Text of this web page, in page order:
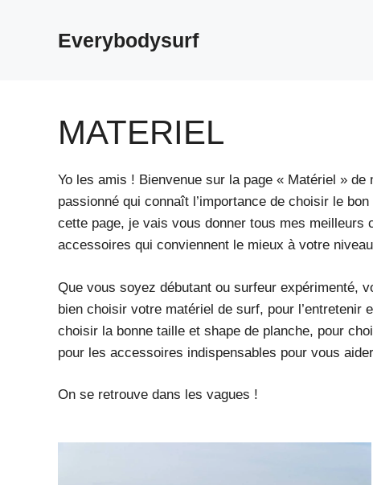
Everybodysurf
MATERIEL
Yo les amis ! Bienvenue sur la page « Matériel »
passionné qui connaît l’importance de choisir le
cette page, je vais vous donner tous mes
accessoires qui conviennent le mieux à votre
Que vous soyez débutant ou surfeur expérimenté,
bien choisir votre matériel de surf, pour
choisir la bonne taille et shape de planche, pour
pour les accessoires indispensables pour vous
On se retrouve dans les vagues !